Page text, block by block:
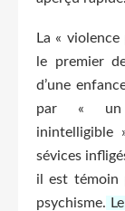
La «
le premier
d’une
par « un
inintelligible
sévices
il est témoin
psychisme.